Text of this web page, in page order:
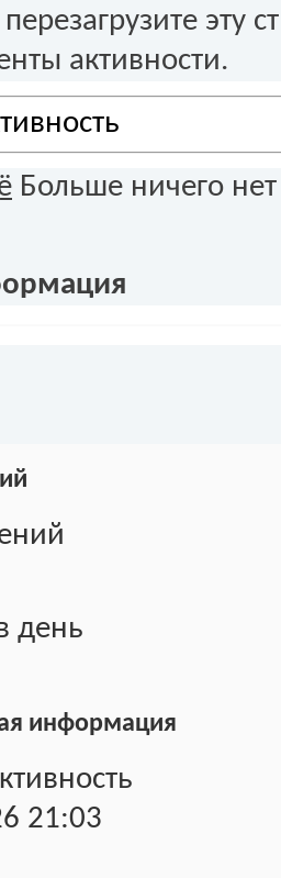
эту
активности.
Больше ничего нет
день
информация
21:03